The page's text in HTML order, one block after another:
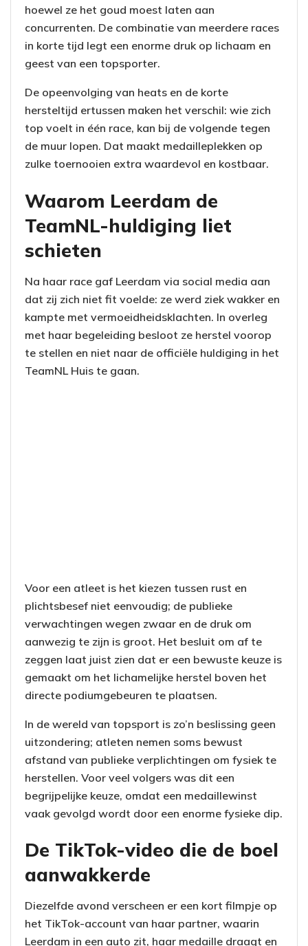
hoewel ze het goud moest laten aan
concurrenten. De combinatie van meerdere races
in korte tijd legt een enorme druk op lichaam en
geest van een topsporter.
De opeenvolging van heats en de korte
hersteltijd ertussen maken het verschil: wie zich
top voelt in één race, kan bij de volgende tegen
de muur lopen. Dat maakt medailleplekken op
zulke toernooien extra waardevol en kostbaar.
Waarom Leerdam de
TeamNL-huldiging liet
schieten
Na haar race gaf Leerdam via social media aan
dat zij zich niet fit voelde: ze werd ziek wakker en
kampte met vermoeidheidsklachten. In overleg
met haar begeleiding besloot ze herstel voorop
te stellen en niet naar de officiële huldiging in het
TeamNL Huis te gaan.
Voor een atleet is het kiezen tussen rust en
plichtsbesef niet eenvoudig; de publieke
verwachtingen wegen zwaar en de druk om
aanwezig te zijn is groot. Het besluit om af te
zeggen laat juist zien dat er een bewuste keuze is
gemaakt om het lichamelijke herstel boven het
directe podiumgebeuren te plaatsen.
In de wereld van topsport is zo’n beslissing geen
uitzondering; atleten nemen soms bewust
afstand van publieke verplichtingen om fysiek te
herstellen. Voor veel volgers was dit een
begrijpelijke keuze, omdat een medaillewinst
vaak gevolgd wordt door een enorme fysieke dip.
De TikTok-video die de boel
aanwakkerde
Diezelfde avond verscheen er een kort filmpje op
het TikTok-account van haar partner, waarin
Leerdam in een auto zit, haar medaille draagt en